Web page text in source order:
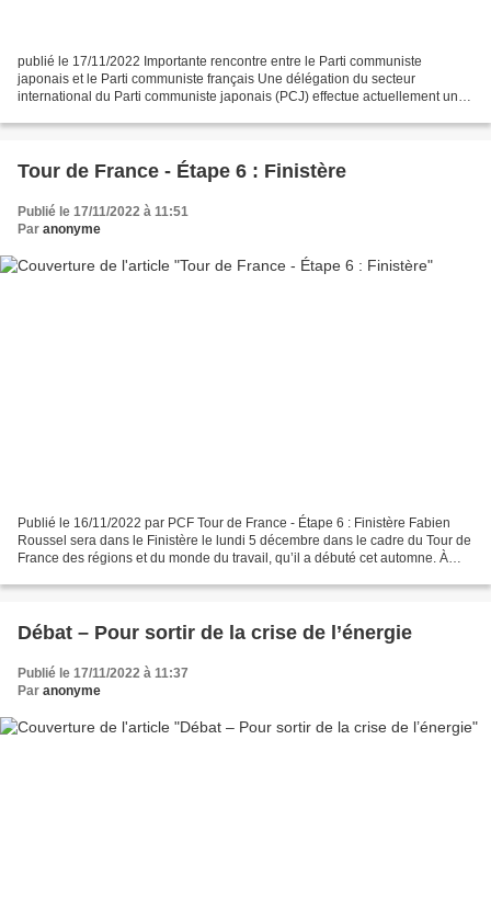
publié le 17/11/2022 Importante rencontre entre le Parti communiste
japonais et le Parti communiste français Une délégation du secteur
international du Parti communiste japonais (PCJ) effectue actuellement une
Tour de France - Étape 6 : Finistère
Publié le 17/11/2022 à 11:51
Par anonyme
Publié le 16/11/2022 par PCF Tour de France - Étape 6 : Finistère Fabien
Roussel sera dans le Finistère le lundi 5 décembre dans le cadre du Tour de
France des régions et du monde du travail, qu’il a débuté cet automne. À
Débat – Pour sortir de la crise de l’énergie
Publié le 17/11/2022 à 11:37
Par anonyme